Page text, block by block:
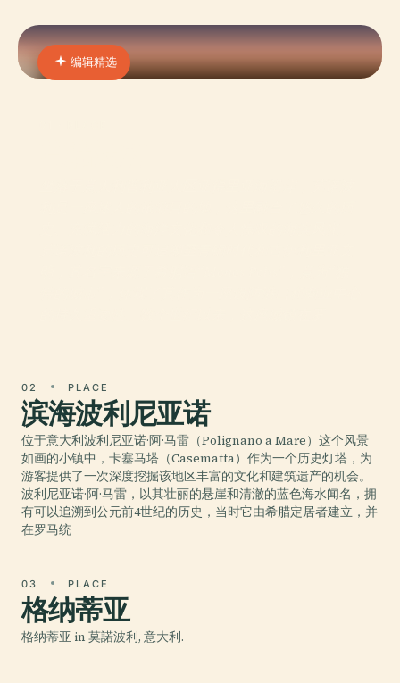
编辑精选
02 PLACE
滨海波利尼亚诺
位于意大利波利尼亚诺·阿·马雷（Polignano a Mare）这个风景
如画的小镇中，卡塞马塔（Casematta）作为一个历史灯塔，为
游客提供了一次深度挖掘该地区丰富的文化和建筑遗产的机会。
波利尼亚诺·阿·马雷，以其壮丽的悬崖和清澈的蓝色海水闻名，拥
有可以追溯到公元前4世纪的历史，当时它由希腊定居者建立，并
在罗马统
03 PLACE
格纳蒂亚
格纳蒂亚 in 莫諾波利, 意大利.